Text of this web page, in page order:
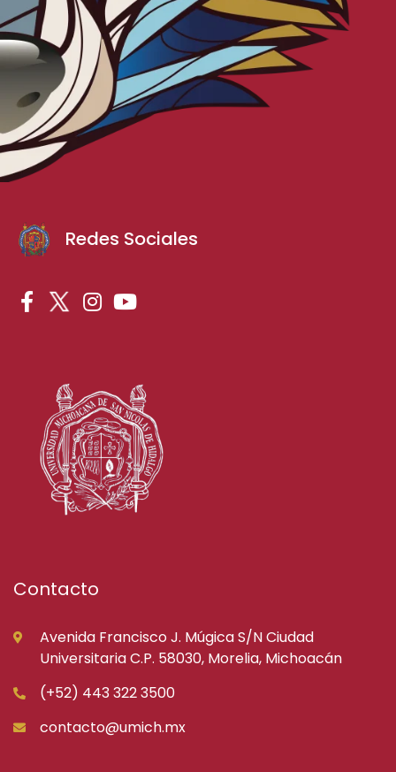
Redes Sociales
Contacto
Avenida Francisco J. Múgica S/N Ciudad
Universitaria C.P. 58030, Morelia, Michoacán
(+52) 443 322 3500
contacto@umich.mx